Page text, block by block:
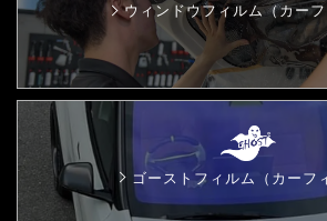
ウィンドウフィルム（カーフ
ゴーストフィルム（カーフ